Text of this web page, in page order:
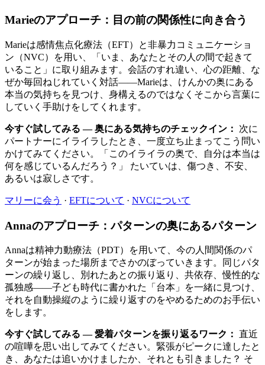
Marieのアプローチ：目の前の関係性に向き合う
Marieは感情焦点化療法（EFT）と非暴力コミュニケーショ
ン（NVC）を用い、「いま、あなたとその人の間で起きて
いること」に取り組みます。会話のすれ違い、心の距離、な
ぜか毎回ねじれていく対話――Marieは、けんかの奥にある
本当の気持ちを見つけ、身構えるのではなくそこから言葉に
していく手助けをしてくれます。
今すぐ試してみる — 奥にある気持ちのチェックイン：
次に
パートナーにイライラしたとき、一度立ち止まってこう問い
かけてみてください。「このイライラの奥で、自分は本当は
何を感じているんだろう？」 たいていは、傷つき、不安、
あるいは寂しさです。
マリーに会う · EFTについて · NVCについて
Annaのアプローチ：パターンの奥にあるパターン
Annaは精神力動療法（PDT）を用いて、今の人間関係のパ
ターンが始まった場所までさかのぼっていきます。同じパタ
ーンの繰り返し、別れたあとの振り返り、共依存、慢性的な
孤独感——子ども時代に書かれた「台本」を一緒に見つけ、
それを自動操縦のように繰り返すのをやめるためのお手伝い
をします。
今すぐ試してみる — 愛着パターンを振り返るワーク： 直近
の喧嘩を思い出してみてください。緊張がピークに達したと
き、あなたは追いかけましたか、それとも引きました？ そ